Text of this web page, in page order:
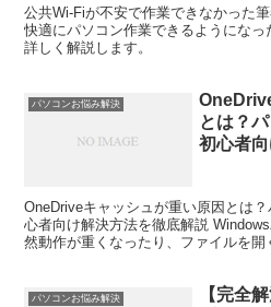
公共Wi-Fiが不安で作業できなかった
快適にパソコン作業できるようにな
詳しく解説します。
パソコンお悩み解決
とは？
初心者
OneDriveキャッシュが重い原因とは
心者向け解決方法を徹底解説
然動作が重くなったり、ファイルを
パソコンお悩み解決
【完全